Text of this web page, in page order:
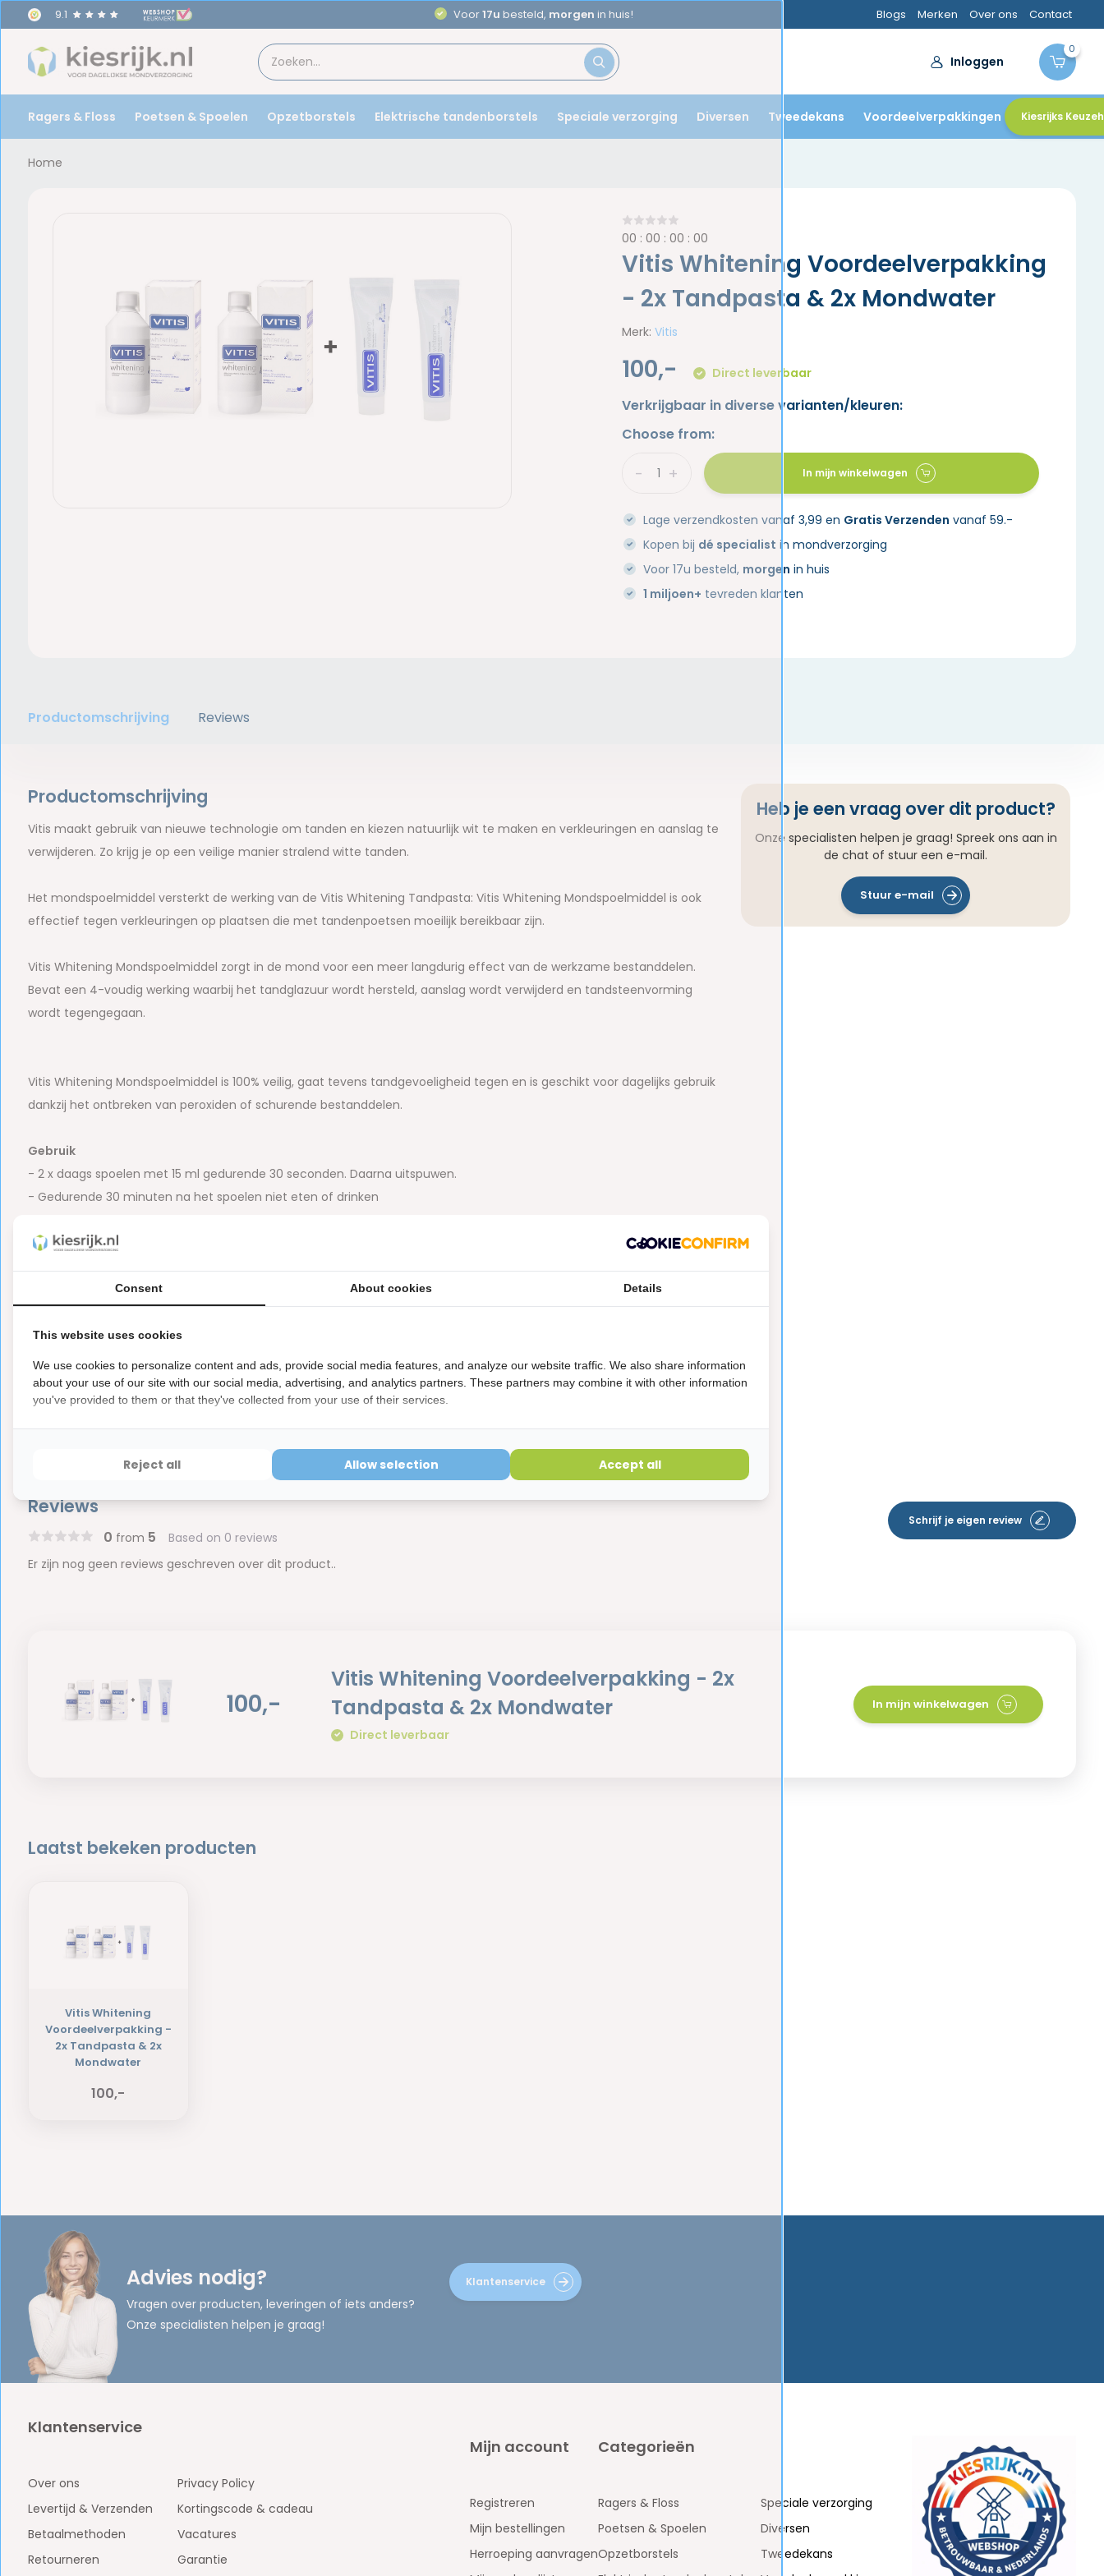
9.1 Voor17u besteld, morgen in huis! Blogs Merken Over ons Contact
Inloggen
0
Ragers & Floss Poetsen & Spoelen Opzetborstels Elektrische tandenborstels Speciale verzorging Diversen Tweedekans Voordeelverpakkingen Kiesrijks
Home
00 :00 :00 :00
Vitis Whitening Voordeelverpakking
- 2x Tandpasta & 2x Mondwater
Merk:Vitis
100,- Direct leverbaar
Verkrijgbaar in diverse varianten/kleuren:
Choose from:
+
- In mijn winkelwagen
Lage verzendkosten vanaf 3,99 en Gratis Verzenden vanaf 59.-
Kopen bij dé specialist in mondverzorging
Voor 17u besteld, morgen in huis
1 miljoen+ tevreden klanten
Productomschrijving Reviews
Productomschrijving
Vitis maakt gebruik van nieuwe technologie om tanden en kiezen natuurlijk wit te maken en verkleuringen en aanslag te
verwijderen. Zo krijg je op een veilige manier stralend witte tanden.
Het mondspoelmiddel versterkt de werking van de Vitis Whitening Tandpasta: Vitis Whitening Mondspoelmiddel is ook
effectief tegen verkleuringen op plaatsen die met tandenpoetsen moeilijk bereikbaar zijn.
Vitis Whitening Mondspoelmiddel zorgt in de mond voor een meer langdurig effect van de werkzame bestanddelen.
Bevat een 4-voudig werking waarbij het tandglazuur wordt hersteld, aanslag wordt verwijderd en tandsteenvorming
wordt tegengegaan.
Vitis Whitening Mondspoelmiddel is 100% veilig, gaat tevens tandgevoeligheid tegen en is geschikt voor dagelijks gebruik
dankzij het ontbreken van peroxiden of schurende bestanddelen.
Gebruik
- 2 x daags spoelen met 15 ml gedurende 30 seconden. Daarna uitspuwen.
- Gedurende 30 minuten na het spoelen niet eten of drinken
maximaal resultaat
Inhoud:500ml
Dit is een hygiëne product met aangepaste retourvoorwaarden
Hygiëneartikelen waarvan de verzegeling na de levering is verbroken kunnen niet geretourneerd worden en
hebben ook een waardevermindering van 100%.
Heb je een vraag over dit product?
Onze specialisten helpen je graag! Spreek ons aan in
de chat of stuur een e-mail.
Stuur e-mail
Reviews
0 from 5 Based on 0 reviews
Schrijf je eigen review
Er zijn nog geen reviews geschreven over dit product..
100,-
Vitis Whitening Voordeelverpakking - 2x
Tandpasta & 2x Mondwater
Direct leverbaar
In mijn winkelwagen
Laatst bekeken producten
Vitis Whitening
Voordeelverpakking -
2x Tandpasta & 2x
Mondwater
100,-
Advies nodig?
Vragen over producten, leveringen of iets anders?
Onze specialisten helpen je graag!
Klantenservice
Klantenservice
Over ons
Levertijd & Verzenden
Betaalmethoden
Retourneren
Privacy Policy
Kortingscode & cadeau
Vacatures
Garantie
Mijn account
Registreren
Mijn bestellingen
Herroeping aanvragen
Categorieën
Ragers & Floss
Poetsen & Spoelen
Opzetborstels
Speciale verzorging
Diversen
Tweedekans
Consent About cookies Details
This website uses cookies
We use cookies to personalize content and ads, provide social media features, and analyze our website traffic. We also share information
about your use of our site with our social media, advertising, and analytics partners. These partners may combine it with other information
you've provided to them or that they've collected from your use of their services.
Reject all Allow selection Accept all